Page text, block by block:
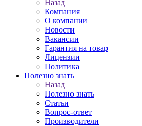
Назад
Компания
О компании
Новости
Вакансии
Гарантия на товар
Лицензии
Политика
Полезно знать
Назад
Полезно знать
Статьи
Вопрос-ответ
Производители